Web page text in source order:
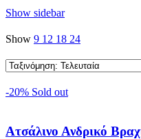
Show sidebar
Show 9 12 18 24
-20% Sold out
Ατσάλινο Ανδρικό